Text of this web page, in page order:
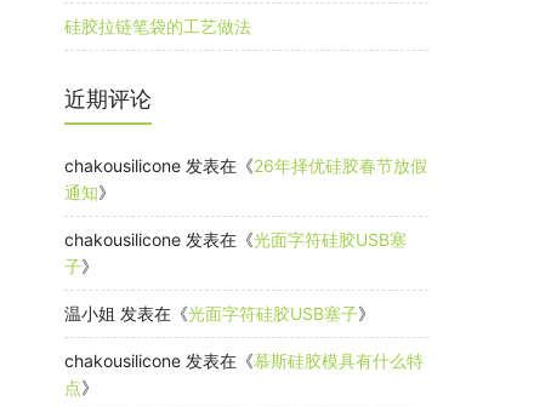
硅胶拉链笔袋的工艺做法
近期评论
chakousilicone 发表在《26年择优硅胶春节放假
通知》
chakousilicone 发表在《光面字符硅胶USB塞
子》
温小姐 发表在《光面字符硅胶USB塞子》
chakousilicone 发表在《慕斯硅胶模具有什么特
点》